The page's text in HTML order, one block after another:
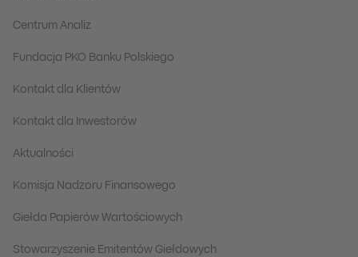
Centrum Analiz
Fundacja PKO Banku Polskiego
Kontakt dla Klientów
Kontakt dla Inwestorów
Aktualności
Komisja Nadzoru Finansowego
Giełda Papierów Wartościowych
Stowarzyszenie Emitentów Giełdowych